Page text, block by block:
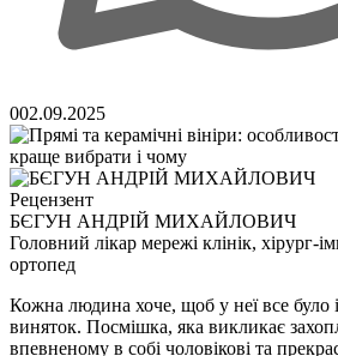
002.09.2025
Рецензент
БЄГУН АНДРІЙ МИХАЙЛОВИЧ
Головний лікар мережі клінік, хірург-
ортопед
Кожна людина хоче, щоб у неї все було
виняток. Посмішка, яка викликає
впевненому в собі чоловікові та